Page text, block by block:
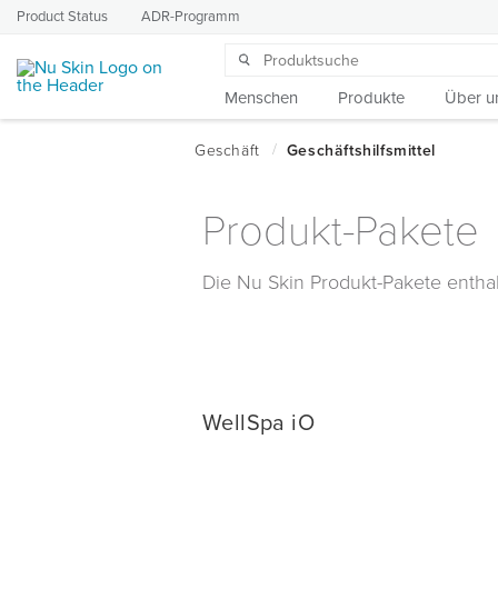
Product Status ADR-Programm
Menschen Produkte Über
Produkt-Pakete
Die Nu Skin Produkt-Pakete
WellSpa iO